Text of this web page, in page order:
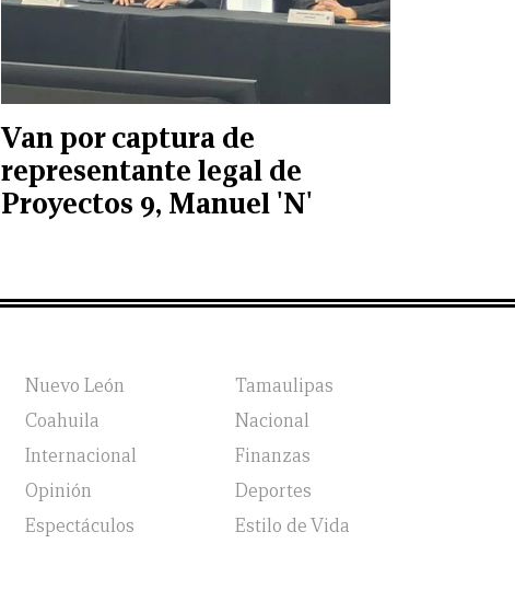
Van por captura de
representante legal de
Proyectos 9, Manuel 'N'
Nuevo León
Tamaulipas
Coahuila
Nacional
Internacional
Finanzas
Opinión
Deportes
Espectáculos
Estilo de Vida